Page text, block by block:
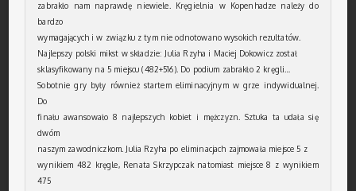
zabrakło nam naprawdę niewiele. Kręgielnia w Kopenhadze należy do
bardzo
wymagających i w związku z tym nie odnotowano wysokich rezultatów.
Najlepszy polski mikst w składzie: Julia Rzyha i Maciej Dokowicz został
sklasyfikowany na 5 miejscu (482+516). Do podium zabrakło 2 kręgli…
Sobotnie gry były również startem eliminacyjnym w grze indywidualnej.
Do
finału awansowało 8 najlepszych kobiet i mężczyzn. Sztuka ta udała się
dwóm
naszym zawodniczkom. Julia Rzyha po eliminacjach zajmowała miejsce 5 z
wynikiem 482 kręgle, Renata Skrzypczak natomiast miejsce 8 z wynikiem
475